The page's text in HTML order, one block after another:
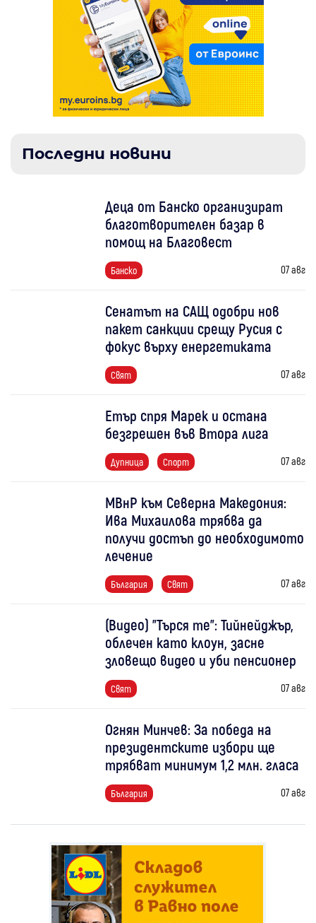
Последни новини
Деца от Банско организират
благотворителен базар в
помощ на Благовест
Банско 07 авг
Сенатът на САЩ одобри нов
пакет санкции срещу Русия с
фокус върху енергетиката
Свят 07 авг
Етър спря Марек и остана
безгрешен във Втора лига
Дупница Спорт 07 авг
МВнР към Северна Македония:
Ива Михаилова трябва да
получи достъп до необходимото
лечение
България Свят 07 авг
(Видео) "Търся те": Тийнейджър,
облечен като клоун, засне
зловещо видео и уби пенсионер
Свят 07 авг
Огнян Минчев: За победа на
президентските избори ще
трябват минимум 1,2 млн. гласа
България 07 авг